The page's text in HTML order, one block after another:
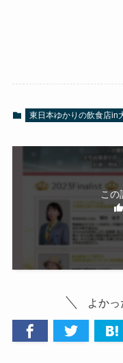
東日本ゆかりの飲食店in
この
よかっ